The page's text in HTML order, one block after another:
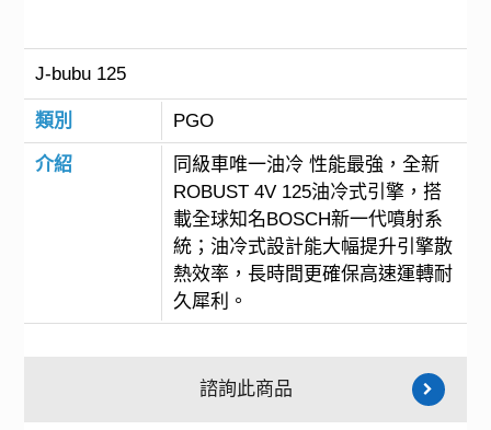
J-bubu 125
類別 PGO
介紹
同級車唯一油冷 性能最強，全新
ROBUST 4V 125油冷式引擎，搭
載全球知名BOSCH新一代噴射系
統；油冷式設計能大幅提升引擎散
熱效率，長時間更確保高速運轉耐
久犀利。
諮詢此商品